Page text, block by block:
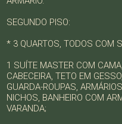
SEGUNDO PISO:
* 3 QUARTOS, TODOS COM
1 SUÍTE MASTER COM
CABECEIRA, TETO EM
GUARDA-ROUPAS,
NICHOS, BANHEIRO COM
VARANDA;